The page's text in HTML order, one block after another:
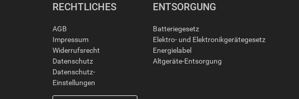
RECHTLICHES
AGB
Impressum
Widerrufsrecht
Datenschutz
Datenschutz-
Einstellungen
ENTSORGUNG
Batteriegesetz
Elektro- und Elektronikgerätegesetz
Energielabel
Altgeräte-Entsorgung